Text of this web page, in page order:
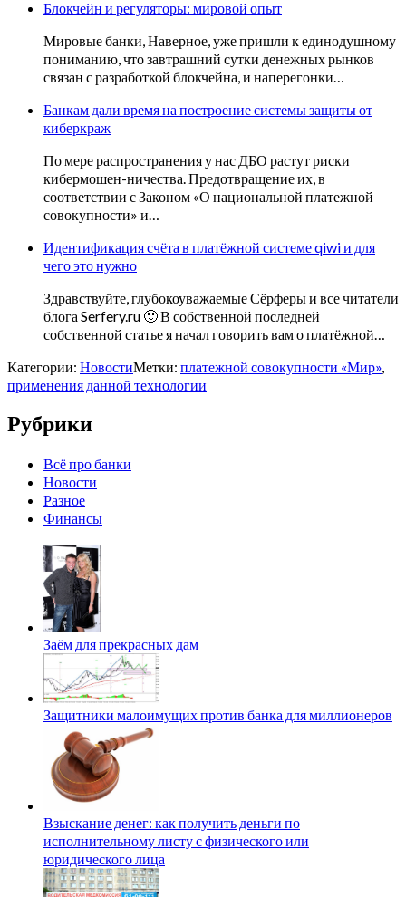
Блокчейн и регуляторы: мировой опыт
Мировые банки, Наверное, уже пришли к единодушному
пониманию, что завтрашний сутки денежных рынков
связан с разработкой блокчейна, и наперегонки…
Банкам дали время на построение системы защиты от
киберкраж
По мере распространения у нас ДБО растут риски
кибермошен-ничества. Предотвращение их, в
соответствии с Законом «О национальной платежной
совокупности» и…
Идентификация счёта в платёжной системе qiwi и для
чего это нужно
Здравствуйте, глубокоуважаемые Сёрферы и все читатели
блога Serfery.ru 🙂 В собственной последней
собственной статье я начал говорить вам о платёжной…
Категории: НовостиМетки: платежной совокупности «Мир»,
применения данной технологии
Рубрики
Всё про банки
Новости
Разное
Финансы
Заём для прекрасных дам
Защитники малоимущих против банка для миллионеров
Взыскание денег: как получить деньги по
исполнительному листу с физического или
юридического лица